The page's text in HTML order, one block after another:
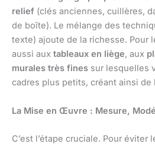
relief (clés anciennes, cuillères,
de boîte). Le mélange des
texte) ajoute de la richesse. Pour
aussi aux tableaux en liège, aux
murales très fines sur lesquelles
cadres plus petits, créant ainsi de
La Mise en Œuvre : Mesure,
C’est l’étape cruciale. Pour éviter